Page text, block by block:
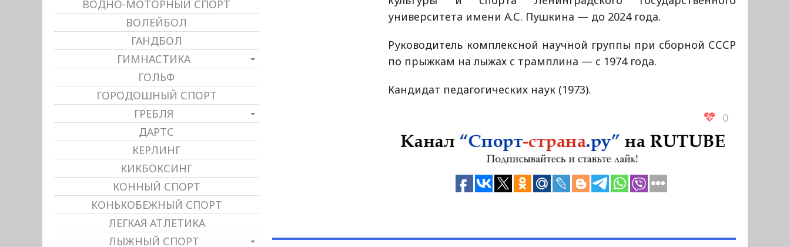
университета имени А.С. Пушкина — до 2024 года.
Руководитель комплексной научной группы при сборной СССР
по прыжкам на лыжах с трамплина — с 1974 года.
Кандидат педагогических наук (1973).
0
ВОДНО-МОТОРНЫЙ СПОРТ
ВОЛЕЙБОЛ
ГАНДБОЛ
ГИМНАСТИКА
ГОЛЬФ
ГОРОДОШНЫЙ СПОРТ
ГРЕБЛЯ
ДАРТС
КЕРЛИНГ
КИКБОКСИНГ
КОННЫЙ СПОРТ
КОНЬКОБЕЖНЫЙ СПОРТ
ЛЕГКАЯ АТЛЕТИКА
ЛЫЖНЫЙ СПОРТ